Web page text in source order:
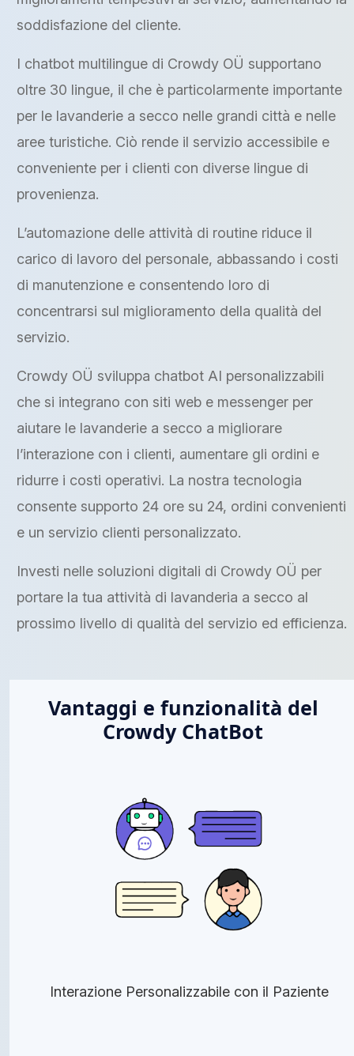
soddisfazione del cliente.
I chatbot multilingue di Crowdy OÜ supportano
oltre 30 lingue, il che è particolarmente importante
per le lavanderie a secco nelle grandi città e nelle
aree turistiche. Ciò rende il servizio accessibile e
conveniente per i clienti con diverse lingue di
provenienza.
L’automazione delle attività di routine riduce il
carico di lavoro del personale, abbassando i costi
di manutenzione e consentendo loro di
concentrarsi sul miglioramento della qualità del
servizio.
Crowdy OÜ sviluppa chatbot AI personalizzabili
che si integrano con siti web e messenger per
aiutare le lavanderie a secco a migliorare
l’interazione con i clienti, aumentare gli ordini e
ridurre i costi operativi. La nostra tecnologia
consente supporto 24 ore su 24, ordini convenienti
e un servizio clienti personalizzato.
Investi nelle soluzioni digitali di Crowdy OÜ per
portare la tua attività di lavanderia a secco al
prossimo livello di qualità del servizio ed efficienza.
Vantaggi e funzionalità del
Crowdy ChatBot
Interazione Personalizzabile con il Paziente